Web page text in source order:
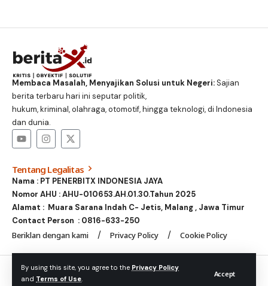
By using this site, you agree to the Privacy Policy
and Terms of Use.
Accept
Membaca Masalah, Menyajikan Solusi untuk Negeri:Sajian
berita terbaru hari ini seputar politik,
hukum, kriminal, olahraga, otomotif, hingga teknologi, di Indonesia
dan dunia.
Tentang Legalitas
Nama : PT PENERBITX INDONESIA JAYA
Nomor AHU : AHU-010653.AH.01.30.Tahun 2025
Alamat : Muara Sarana Indah C- Jetis, Malang , Jawa Timur
Contact Person : 0816-633-250
Beriklan dengan kami Privacy Policy Cookie Policy
© Foxiz News Network. Ruby Design Company. All Rights